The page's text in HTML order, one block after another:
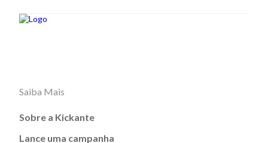
Saiba Mais
Sobre a Kickante
Lance uma campanha